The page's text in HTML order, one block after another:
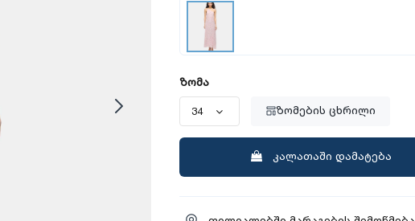
ზომა
ზომების ცხრილი
კალათაში დამატება